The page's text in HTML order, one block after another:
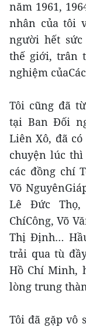
năm 1961,
nhân của tôi
người hết
thế giới, trân
nghiệm
Tôi cũng đã
tại Ban Đối
Liên Xô, đã
chuyện lúc
các đồng chí
Võ
Lê Đức Thọ,
ChíCông, Võ
Thị Định…
trải qua tù
Hồ Chí Minh,
lòng trung
Tôi đã gặp vô